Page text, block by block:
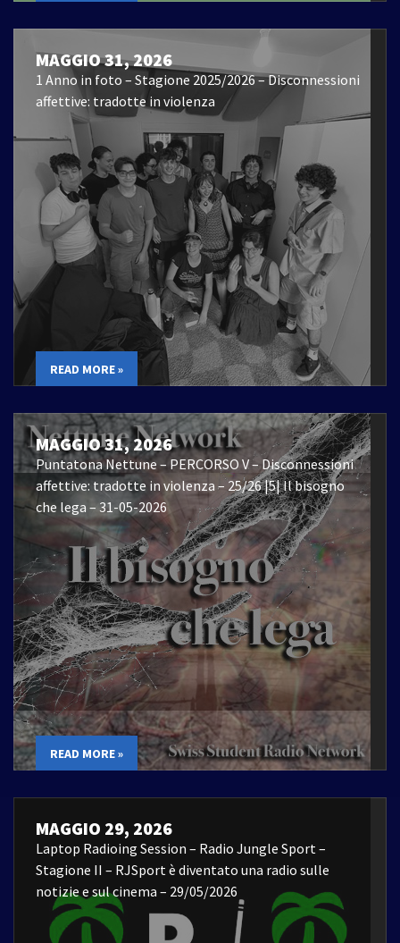
MAGGIO 31, 2026
1 Anno in foto – Stagione 2025/2026 – Disconnessioni
affettive: tradotte in violenza
READ MORE »
MAGGIO 31, 2026
Puntatona Nettune – PERCORSO V – Disconnessioni
affettive: tradotte in violenza – 25/26 |5| Il bisogno
che lega – 31-05-2026
READ MORE »
MAGGIO 29, 2026
Laptop Radioing Session – Radio Jungle Sport –
Stagione II – RJSport è diventato una radio sulle
notizie e sul cinema – 29/05/2026